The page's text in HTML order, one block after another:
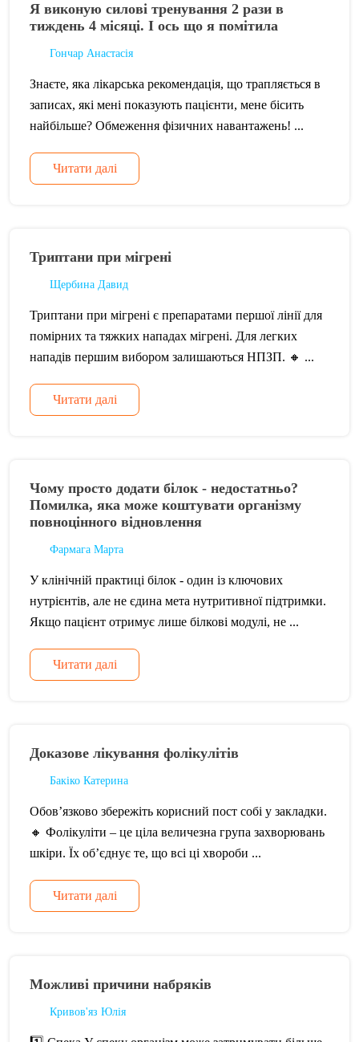
Я виконую силові тренування 2 рази в
тиждень 4 місяці. І ось що я помітила
Гончар Анастасія
Знаєте, яка лікарська рекомендація, що трапляється в
записах, які мені показують пацієнти, мене бісить
найбільше? Обмеження фізичних навантажень! ...
Читати далі
Триптани при мігрені
Щербина Давид
Триптани при мігрені є препаратами першої лінії для
помірних та тяжких нападах мігрені. Для легких
нападів першим вибором залишаються НПЗП. 🔸 ...
Читати далі
Чому просто додати білок - недостатньо?
Помилка, яка може коштувати організму
повноцінного відновлення
Фармага Марта
У клінічній практиці білок - один із ключових
нутрієнтів, але не єдина мета нутритивної підтримки.
Якщо пацієнт отримує лише білкові модулі, не ...
Читати далі
Доказове лікування фолікулітів
Бакіко Катерина
Обовʼязково збережіть корисний пост собі у закладки.
🔸 Фолікуліти – це ціла величезна група захворювань
шкіри. Їх об’єднує те, що всі ці хвороби ...
Читати далі
Можливі причини набряків
Кривов'яз Юлія